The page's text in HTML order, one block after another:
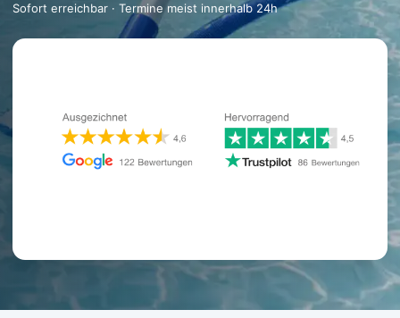
Sofort erreichbar · Termine meist innerhalb 24h